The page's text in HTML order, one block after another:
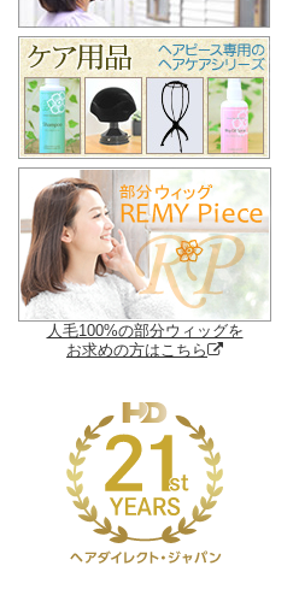
人毛100%の部分ウィッグを
お求めの方はこちら